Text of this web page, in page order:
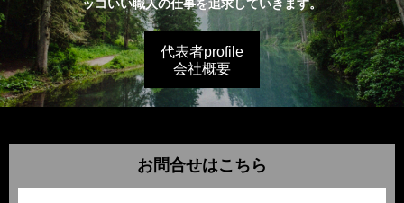
ッコいい職人の仕事を追求していきます。
代表者profile
会社概要
お問合せはこちら